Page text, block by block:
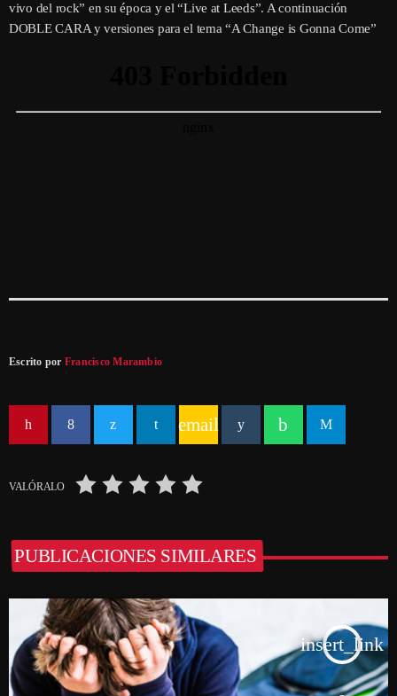
vivo del rock” en su época y el “Live at Leeds”. A continuación
DOBLE CARA y versiones para el tema “A Change is Gonna Come”
Escrito por Francisco Marambio
email
VALÓRALO
PUBLICACIONES SIMILARES
insert_link